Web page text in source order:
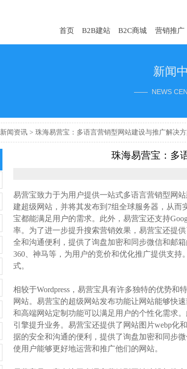
首页 B2B建站 B2C商城 营销推广
新闻
—— NEWS
新闻资讯 >珠海易营宝：多语言营销型网站建设与推广解决
珠海易营宝：多
易营宝致力于为用户提供一站式多语言营销型网
建超级网站，并将其发布到7组全球服务器，从
宝都能满足用户的需求。此外，易营宝还支持
率。为了进一步提升搜索营销效果，易营宝还提
全和沟通便利，提供了询盘加密和同步微信和邮
360、神马等，为用户的竞价和优化推广提供支
式。
相较于Wordpress，易营宝具有许多独特的优势
网站。易营宝的超级网站发布功能让网站能够快
和高端网站定制功能可以满足用户的个性化需求
引擎提升业务。易营宝还提供了网站图片webp化
据的安全和沟通的便利，提供了询盘加密和同步
使用户能够更好地运营和推广他们的网站。